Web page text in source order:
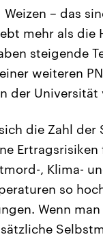
Weizen – das
mehr als die
steigende
weiteren
der Universität
die Zahl
, Klima-
so
Wenn